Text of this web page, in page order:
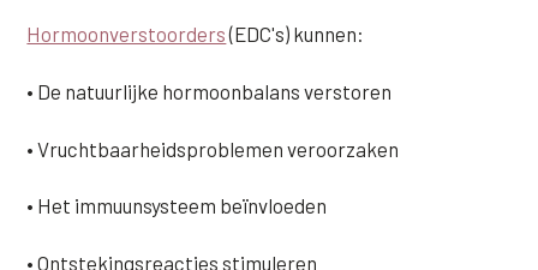
Hormoonverstoorders(EDC's) kunnen:
• De natuurlijke hormoonbalans verstoren
• Vruchtbaarheidsproblemen veroorzaken
• Het immuunsysteem beïnvloeden
• Ontstekingsreacties stimuleren